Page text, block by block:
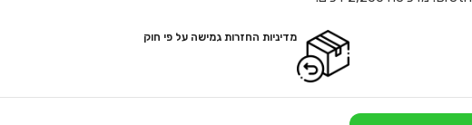
מדיניות החזרות גמישה על פי חוק